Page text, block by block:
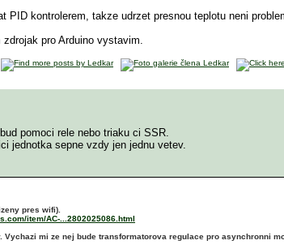
PID kontrolerem, takze udrzet presnou teplotu neni
pro Arduino vystavim.
pomoci rele nebo triaku ci SSR.
jednotka sepne vzdy jen jednu vetev.
pres wifi).
item/AC-...2802025086.html
mi ze nej bude transformatorova regulace pro asynchronni